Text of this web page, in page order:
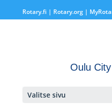
Rotary.fi | Rotary.org|
Oulu
Valitse sivu